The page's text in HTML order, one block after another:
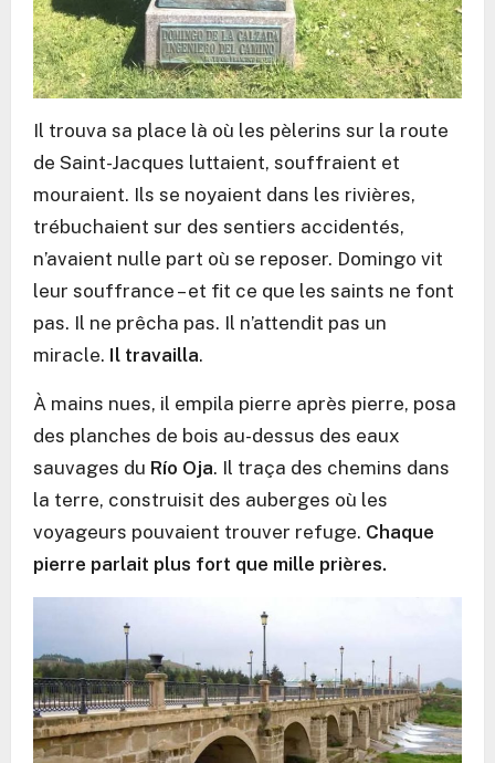
Il trouva sa place là où les pèlerins sur la route
de Saint-Jacques luttaient, souffraient et
mouraient. Ils se noyaient dans les rivières,
trébuchaient sur des sentiers accidentés,
n’avaient nulle part où se reposer. Domingo vit
leur souffrance – et fit ce que les saints ne font
pas. Il ne prêcha pas. Il n’attendit pas un
miracle. Il travailla.
À mains nues, il empila pierre après pierre, posa
des planches de bois au-dessus des eaux
sauvages du Río Oja. Il traça des chemins dans
la terre, construisit des auberges où les
voyageurs pouvaient trouver refuge. Chaque
pierre parlait plus fort que mille prières.